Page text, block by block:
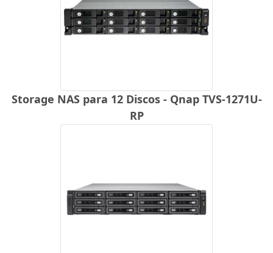
Storage NAS para 12 Discos - Qnap TVS-1271U-
RP